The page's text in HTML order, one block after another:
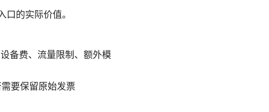
的实际价值。
备费、流量限制、额外模
要保留原始发票